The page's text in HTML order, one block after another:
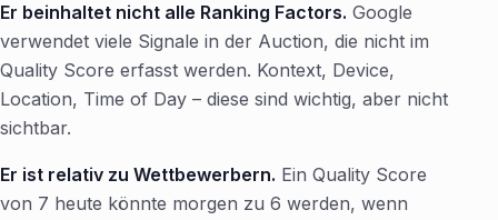
Er beinhaltet nicht alle Ranking Factors. Google
verwendet viele Signale in der Auction, die nicht im
Quality Score erfasst werden. Kontext, Device,
Location, Time of Day – diese sind wichtig, aber nicht
sichtbar.
Er ist relativ zu Wettbewerbern. Ein Quality Score
von 7 heute könnte morgen zu 6 werden, wenn